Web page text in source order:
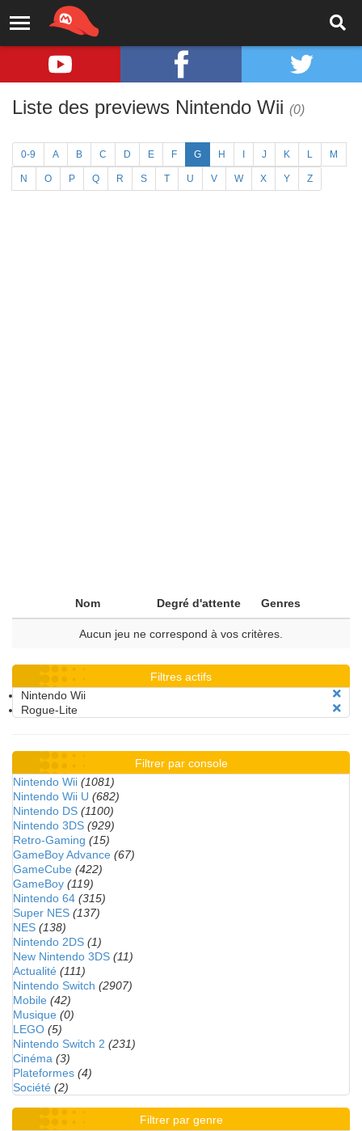
Liste des previews Nintendo Wii (0)
0-9 A B C D E F G H J K L M
N O P Q R S T U V W X Y Z
Nom Degré d'attente Genres
Aucun jeu ne correspond à vos critères.
Filtres actifs
Nintendo Wii
Rogue-Lite
Filtrer par console
Nintendo Wii (1081)
Nintendo Wii U (682)
Nintendo DS (1100)
Nintendo 3DS (929)
Retro-Gaming (15)
GameBoy Advance (67)
GameCube (422)
GameBoy (119)
Nintendo 64 (315)
Super NES (137)
NES (138)
Nintendo 2DS (1)
New Nintendo 3DS (11)
Actualité (111)
Nintendo Switch (2907)
Mobile (42)
Musique (0)
LEGO (5)
Nintendo Switch 2 (231)
Cinéma (3)
Plateformes (4)
Société (2)
Filtrer par genre